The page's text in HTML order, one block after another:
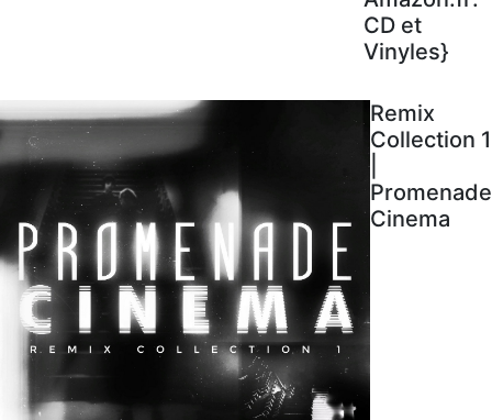
CD et
Vinyles}
Remix
Collection 1
Promenade
Cinema